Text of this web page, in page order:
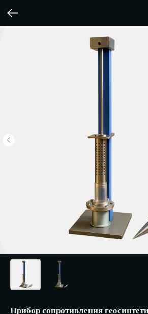
Прибор сопротивления